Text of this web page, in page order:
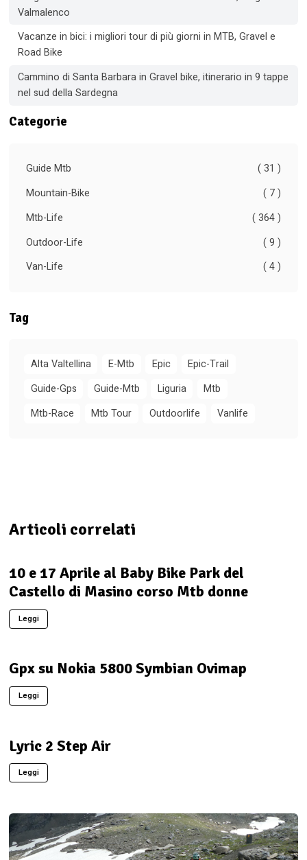
Valmalenco
Vacanze in bici: i migliori tour di più giorni in MTB, Gravel e
Road Bike
Cammino di Santa Barbara in Gravel bike, itinerario in 9 tappe
nel sud della Sardegna
Categorie
Guide Mtb
( 31 )
Mountain-Bike
( 7 )
Mtb-Life
( 364 )
Outdoor-Life
( 9 )
Van-Life
( 4 )
Tag
Alta Valtellina E-Mtb Epic
Epic-Trail
Guide-Gps
Guide-Mtb Liguria
Mtb
Mtb-Race
Mtb Tour Outdoorlife Vanlife
Articoli correlati
10 e 17 Aprile al Baby Bike Park del
Castello di Masino corso Mtb donne
Leggi
Gpx su Nokia 5800 Symbian Ovimap
Leggi
Lyric 2 Step Air
Leggi